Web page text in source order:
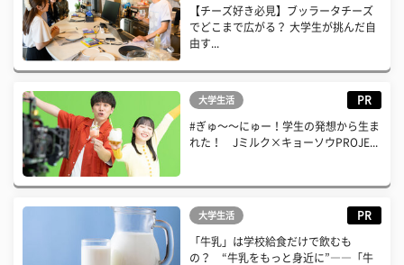
【チーズ好き必見】ブッラータチーズ
でどこまで広がる？ 大学生が挑んだ自
由す...
大学生活 PR
#ぎゅ〜〜にゅー！学生の発想から生ま
れた！ Jミルク×キョーソウPROJE...
大学生活 PR
「牛乳」は学校給食だけで飲むも
の？ “牛乳をもっと身近に”――「牛